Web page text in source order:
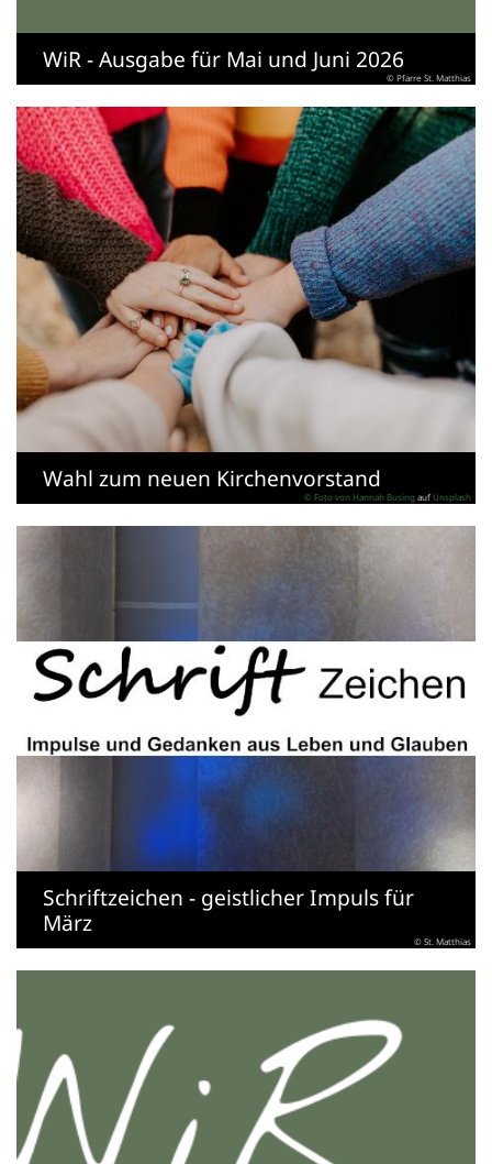
WiR - Ausgabe für Mai und Juni 2026
© Pfarre St. Matthias
Wahl zum neuen Kirchenvorstand
© Foto vonHannah BusingaufUnsplash
Schriftzeichen - geistlicher Impuls für
März
© St. Matthias